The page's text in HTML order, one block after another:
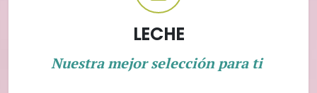
LECHE
Nuestra mejor selección para ti